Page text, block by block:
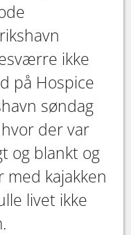
ikke
på Hospice
søndag
der var
og blankt og
med kajakken
livet ikke